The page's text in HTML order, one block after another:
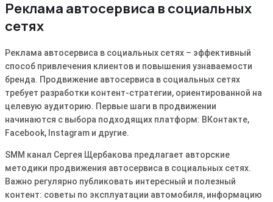
Реклама автосервиса в социальных
сетях
Реклама автосервиса в социальных сетях – эффективный
способ привлечения клиентов и повышения узнаваемости
бренда. Продвижение автосервиса в социальных сетях
требует разработки контент-стратегии, ориентированной на
целевую аудиторию. Первые шаги в продвижении
начинаются с выбора подходящих платформ: ВКонтакте,
Facebook, Instagram и другие.
SMM канал Сергея Щербакова предлагает авторские
методики продвижения автосервиса в социальных сетях.
Важно регулярно публиковать интересный и полезный
контент: советы по эксплуатации автомобиля, информацию